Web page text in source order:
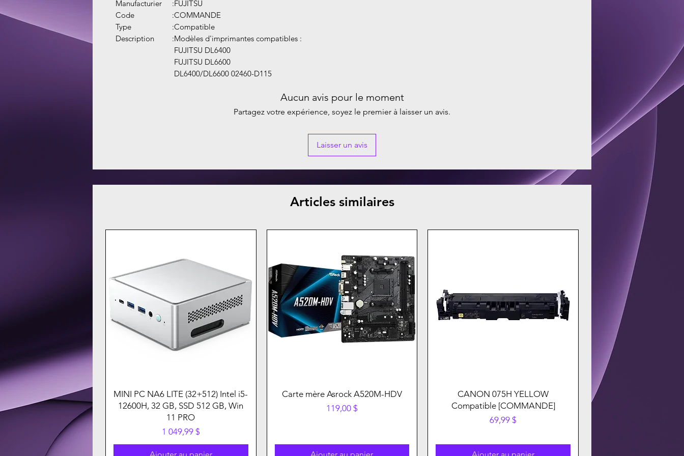
Manufacturier :FUJITSU
Code
:COMMANDE
Type
:Compatible
Description
:Modèles d'imprimantes compatibles :
FUJITSU DL6400
FUJITSU DL6600
DL6400/DL6600 02460-D115
Aucun avis pour le moment
Partagez votre expérience, soyez le premier à laisser un avis.
Laisser un avis
Articles similaires
MINI PC NA6 LITE (32+512) Intel i5-
12600H, 32 GB, SSD 512 GB, Win
11 PRO
Prix
1 049,99 $
Ajouter au panier
Carte mère Asrock A520M-HDV
Prix
119,00 $
Ajouter au panier
CANON 075H YELLOW
Compatible [COMMANDE]
Prix
69,99 $
Ajouter au panier